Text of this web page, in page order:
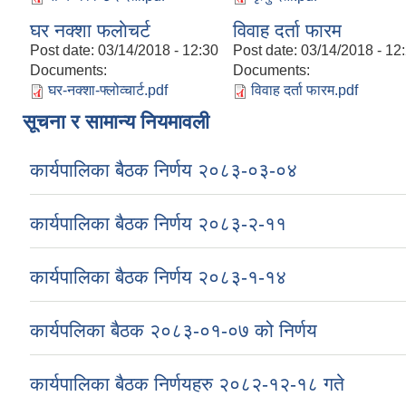
घर नक्शा फलाेचर्ट
Post date: 03/14/2018 - 12:30
Documents:
घर-नक्शा-फ्लोव्चार्ट.pdf
विवाह दर्ता फारम
Post date: 03/14/2018 -
Documents:
विवाह दर्ता फारम.pdf
सूचना र सामान्य नियमावली
कार्यपालिका बैठक निर्णय २०८३-०३-०४
कार्यपालिका बैठक निर्णय २०८३-२-११
कार्यपालिका बैठक निर्णय २०८३-१-१४
कार्यपलिका बैठक २०८३-०१-०७ को निर्णय
कार्यपालिका बैठक निर्णयहरु २०८२-१२-१८ गते